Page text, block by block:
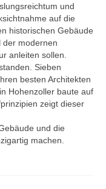
und
auf die
historischen Gebäude
der modernen
anleiten sollen.
Sieben
besten Architekten
Hohenzoller baute auf
zeigt dieser
und die
machen.